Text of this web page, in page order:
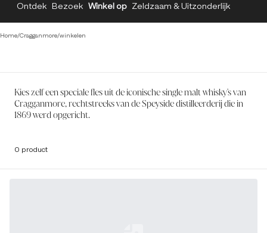
Ontdek Bezoek Winkel op Zeldzaam & Uitzonderlijk
Home/Cragganmore/winkelen
Kies zelf een speciale fles uit de iconische single malt whisky's van
Cragganmore, rechtstreeks van de Speyside distilleerderij die in
1869 werd opgericht.
0 product